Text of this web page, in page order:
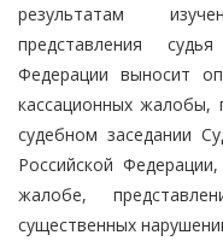
результатам
представления
Федерации выносит
кассационных жалобы,
судебном заседании
Российской
жалобе,
существенных